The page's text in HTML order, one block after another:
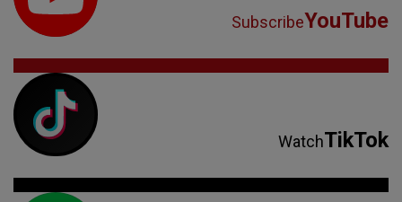
SubscribeYouTube
WatchTikTok